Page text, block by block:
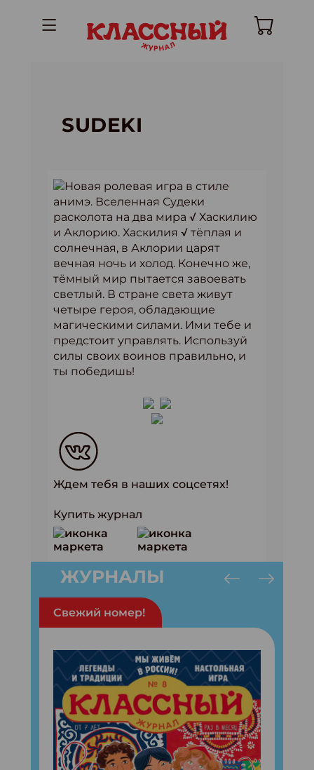
SUDEKI
Новая ролевая игра в стиле
анимэ. Вселенная Судеки
расколота на два мира √ Хаскилию
и Аклорию. Хаскилия √ тёплая и
солнечная, в Аклории царят
вечная ночь и холод. Конечно же,
тёмный мир пытается завоевать
светлый. В стране света живут
четыре героя, обладающие
магическими силами. Ими тебе и
предстоит управлять. Используй
силы своих воинов правильно, и
ты победишь!
Ждем тебя в наших соцсетях!
Купить журнал
ЖУРНАЛЫ
Свежий номер!